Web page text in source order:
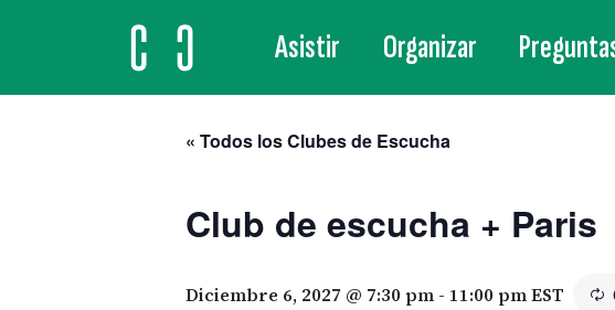
MAIN NAVIGATION
Asistir Organizar
« Todos los Clubes de Escucha
Club de escucha + Paris
Diciembre 6, 2027 @ 7:30 pm - 11:00 pmEST